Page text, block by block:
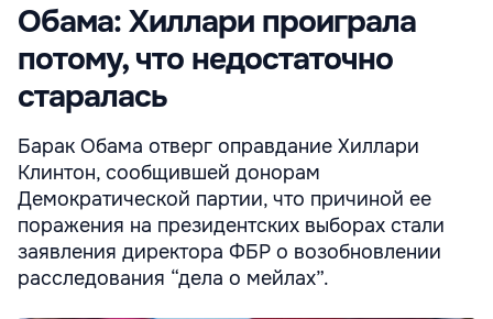
Обама: Хиллари проиграла
потому, что недостаточно
старалась
Барак Обама отверг оправдание Хиллари
Клинтон, сообщившей донорам
Демократической партии, что причиной ее
поражения на президентских выборах стали
заявления директора ФБР о возобновлении
расследования “дела о мейлах”.